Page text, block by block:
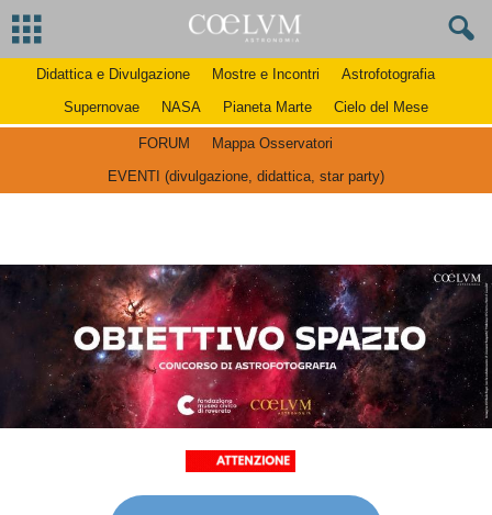
Didattica e Divulgazione Mostre e Incontri
Astrofotografia
Supernovae
NASA Pianeta Marte Cielo del Mese
FORUM
Mappa Osservatori
EVENTI (divulgazione, didattica, star party)